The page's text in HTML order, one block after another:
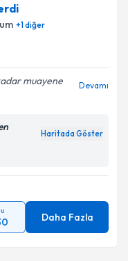
+1diğer
muayene
Devamı
Haritada Göster
Daha Fazla